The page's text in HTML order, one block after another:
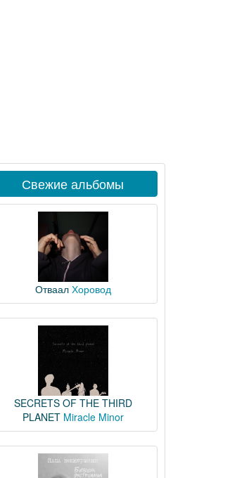
Свежие альбомы
Отваал Хоровод
SECRETS OF THE THIRD
PLANET Miracle Minor